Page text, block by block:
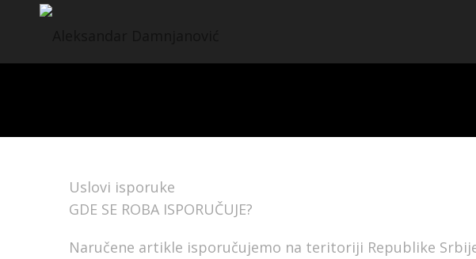
Uslovi isporuke
GDE SE ROBA ISPORUČUJE?
Naručene artikle isporučujemo na teritoriji Republike